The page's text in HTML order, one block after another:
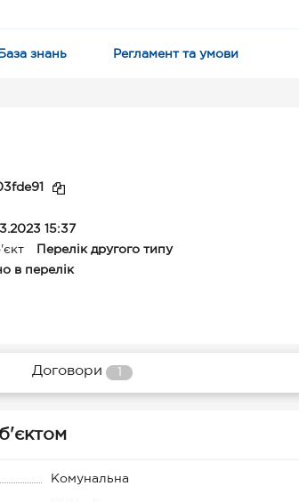
База знань Регламент та умови
15:37
Перелік другого типу
в перелік
Договори 1
Комунальна